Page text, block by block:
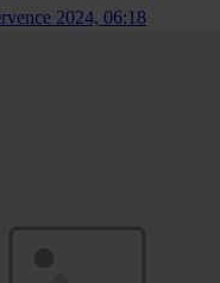
2024, 06:18